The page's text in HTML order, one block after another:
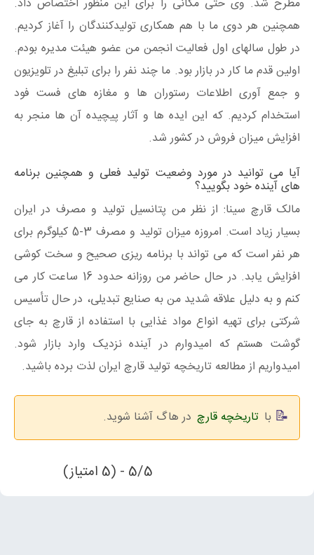
مطرح شد. وی حتی مکانی را برای این منظور اختصاص داد.
همچنین هر دوی ما با هم همکاری تولیدکنندگان را آغاز کردیم.
در طول سالهای اول فعالیت انجمن من عضو هیئت مدیره بودم.
اولین قدم ما کار در بازار بود. ما چند نفر را برای تبلیغ در تلویزیون
و جمع آوری اطلاعات رستوران ها و مغازه های فست فود
استخدام کردیم. که این ایده ها و آثار پیچیده آن ها منجر به
افزایش میزان فروش در کشور شد.
آیا می توانید در مورد وضعیت تولید فعلی و همچنین برنامه
های آینده خود بگویید؟
مالک قارچ سینا: از نظر من پتانسیل تولید و مصرف در ایران
بسیار زیاد است. امروزه میزان تولید و مصرف 3-5 کیلوگرم برای
هر نفر است که می تواند با برنامه ریزی صحیح و سخت کوشی
افزایش یابد. در حال حاضر من روزانه حدود 16 ساعت کار می
کنم و به دلیل علاقه شدید من به صنایع تبدیلی، در حال تأسیس
شرکتی برای تهیه انواع مواد غذایی با استفاده از قارچ به جای
گوشت هستم که امیدوارم در آینده نزدیک وارد بازار شود.
امیدواریم از مطالعه تاریخچه تولید قارچ ایران لذت برده باشید.
با تاریخچه قارچ در هاگ آشنا شوید.
5/5 - (5 امتیاز)